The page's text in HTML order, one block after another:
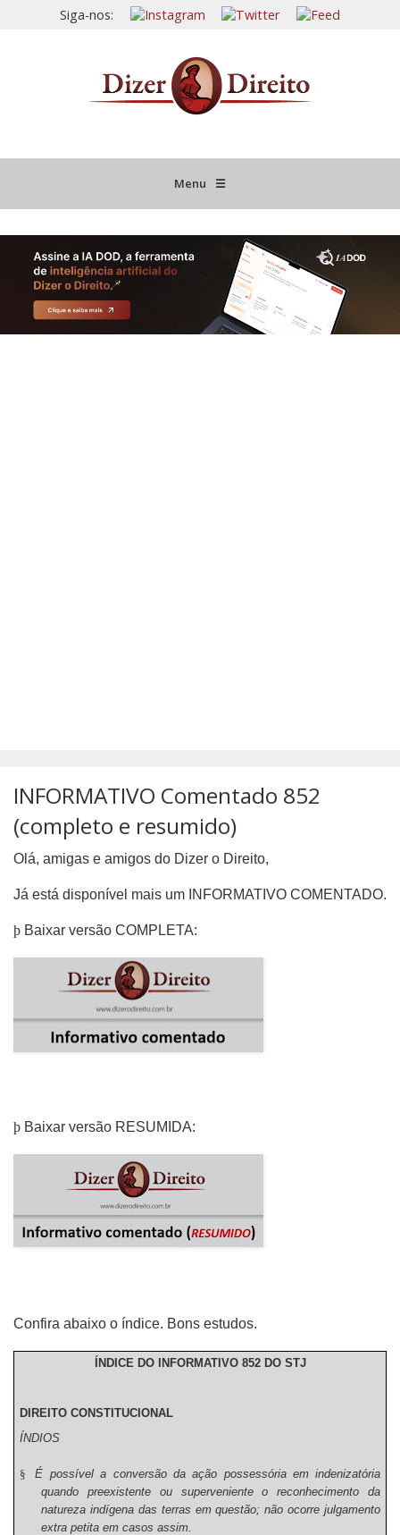
Siga-nos:
Menu ☰
JURISPRUDÊNCIA COMENTADA
INFORMATIVOS COMENTADOS
INFORMATIVO Comentado 852
(completo e resumido)
Olá, amigas e amigos do Dizer o Direito,
Já está disponível mais um INFORMATIVO COMENTADO.
þ Baixar versão COMPLETA:
þ Baixar versão RESUMIDA:
Confira abaixo o índice. Bons estudos.
ÍNDICE DO INFORMATIVO 852 DO STJ
DIREITO CONSTITUCIONAL
ÍNDIOS
§
É possível a conversão da ação possessória em indenizatória
quando preexistente ou superveniente o reconhecimento da
natureza indígena das terras em questão; não ocorre julgamento
extra petita em casos assim.